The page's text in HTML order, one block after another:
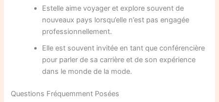
Estelle aime voyager et explore souvent de
nouveaux pays lorsqu’elle n’est pas engagée
professionnellement.
Elle est souvent invitée en tant que conférencière
pour parler de sa carrière et de son expérience
dans le monde de la mode.
Questions Fréquemment Posées